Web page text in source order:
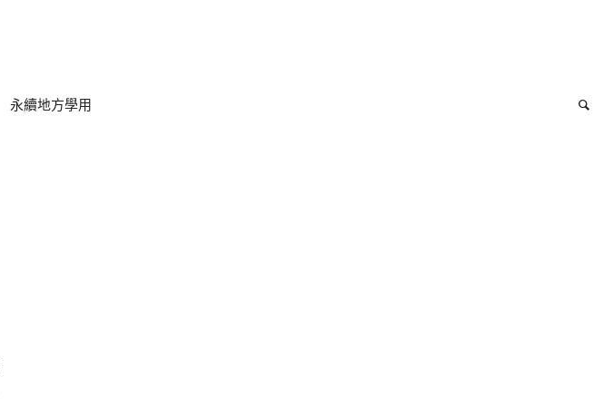
永續地方學用